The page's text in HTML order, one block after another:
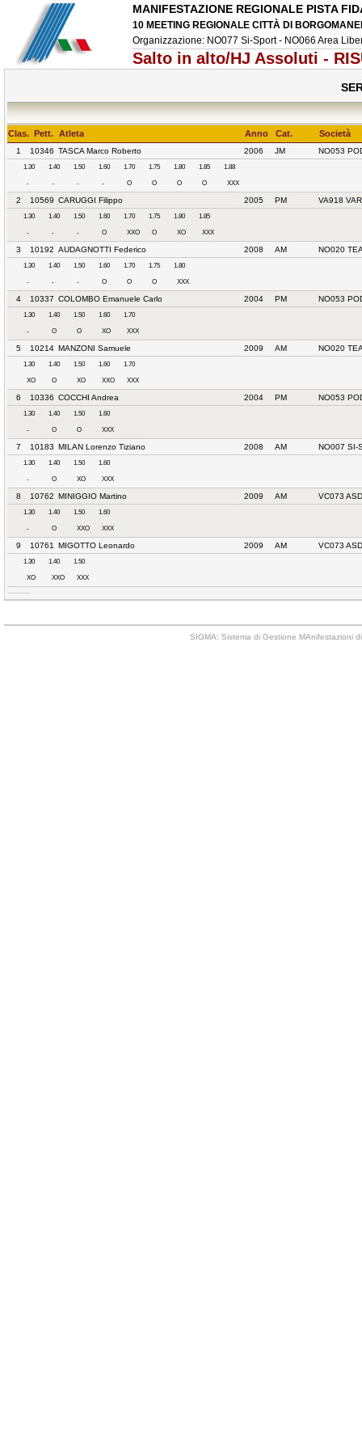
MANIFESTAZIONE REGIONALE PISTA
10 MEETING REGIONALE CITTÀ DI
Organizzazione: NO077 Si-Sport - NO066 Area
Salto in alto/HJ Assoluti -
Clas. Pett. Atleta Anno Cat. Società
1 10346 TASCA Marco Roberto 2006 JM NO053
1.30 1.40 1.50 1.60 1.70 1.75 1.80 1.85 1.88
- - - - O O O O XXX
2 10569 CARUGGI Filippo 2005 PM VA918
1.30 1.40 1.50 1.60 1.70 1.75 1.80 1.85
- - - O XXO O XO XXX
3 10192 AUDAGNOTTI Federico 2008 AM NO020
1.30 1.40 1.50 1.60 1.70 1.75 1.80
- - - O O O XXX
4 10337 COLOMBO Emanuele Carlo 2004 PM NO053
1.30 1.40 1.50 1.60 1.70
- O O XO XXX
5 10214 MANZONI Samuele 2009 AM NO020
1.30 1.40 1.50 1.60 1.70
XO O XO XXO XXX
6 10336 COCCHI Andrea 2004 PM NO053
1.30 1.40 1.50 1.60
- O O XXX
7 10183 MILAN Lorenzo Tiziano 2008 AM NO007 SI-
1.30 1.40 1.50 1.60
- O XO XXX
8 10762 MINIGGIO Martino 2009 AM VC073
1.30 1.40 1.50 1.60
- O XXO XXX
9 10761 MIGOTTO Leonardo 2009 AM VC073
1.30 1.40 1.50
XO XXO XXX
SIGMA: Sistema di Gestione MAnifestazioni